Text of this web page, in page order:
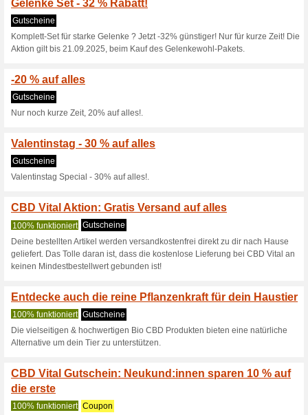
Aktuelle Angebote
Sortiment
92% funktioniert Coupon
Zum Anbieter
Bitte den Gutscheincode im
kombinierbar.